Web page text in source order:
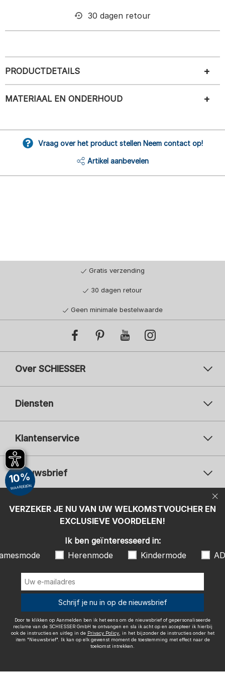
30 dagen retour
PRODUCTDETAILS
MATERIAAL EN ONDERHOUD
Vraag over het product stellen Neem contact op!
Artikel aanbevelen
Gratis verzending
30 dagen retour
Geen minimale bestelwaarde
Over SCHIESSER
Diensten
Klantenservice
Nieuwsbrief
Uw
Uw e-mailadres
Aanmelden
Herenmode
ADIDAS
Door te klikken op Aanmelden ben ik het eens om de nieuwsbrief of
gepersonaliseerde reclame van de SCHIESSER GmbH te ontvangen en
sla ik acht op en accepteer ik hierbij ook de instructies en uitleg in de
, in het bijzonder de instructies onder het item
effect naar de toekomst intrekken.
Betaalwijzen
Wij bezorgen met
VERZEKER JE NU VAN UW WELKOMSTVOUCHER EN
EXCLUSIEVE VOORDELEN!
10%
WAARDEBON
Ik ben geïnteresseerd in:
Herenmode Kindermode
Schrijf je nu in op de nieuwsbrief
Door te klikken op Aanmelden ben ik het eens om de nieuwsbrief of gepersonaliseerde
reclame van de SCHIESSER GmbH te ontvangen en sla ik acht op en accepteer ik hierbij
ook de instructies en uitleg in de Privacy Policy, in het bijzonder de instructies onder het
item "Nieuwsbrief". Ik kan op elk gewenst moment de toestemming met effect naar de
toekomst intrekken.